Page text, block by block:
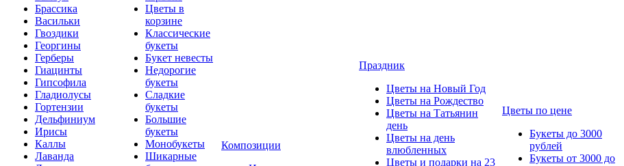
Брассика
Васильки
Гвоздики
Георгины
Герберы
Гиацинты
Гипсофила
Гладиолусы
Гортензии
Дельфиниум
Ирисы
Каллы
Лаванда
Цветы в
корзине
Классические
букеты
Букет невесты
Недорогие
букеты
Сладкие
букеты
Большие
букеты
Монобукеты
Шикарные
Композиции
Праздник
Цветы на Новый Год
Цветы на Рождество
Цветы на Татьянин
день
Цветы на день
влюбленных
Цветы и подарки на 23
Цветы по цене
Букеты до 3000
рублей
Букеты от 3000 до